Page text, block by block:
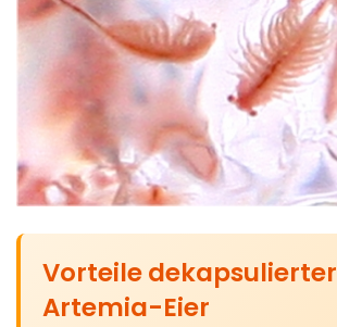
Vorteile dekapsulierter
Artemia-Eier